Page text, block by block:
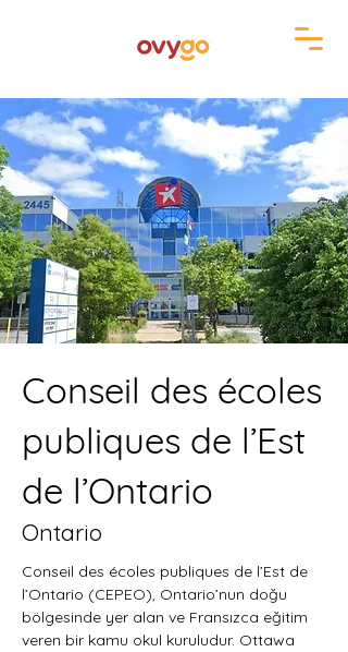
Conseil des écoles
publiques de l’Est
de l’Ontario
Ontario
Conseil des écoles publiques de l’Est de
l’Ontario (CEPEO), Ontario’nun doğu
bölgesinde yer alan ve Fransızca eğitim
veren bir kamu okul kuruludur. Ottawa